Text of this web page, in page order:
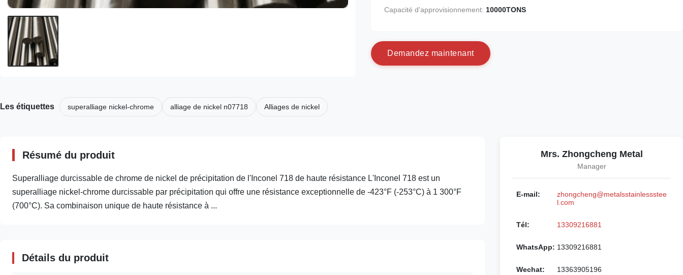
Capacité d'approvisionnement: 10000TONS
Demandez maintenant
Les étiquettes superalliage nickel-chrome alliage de nickel n07718 Alliages de nickel
Résumé du produit
Superalliage durcissable de chrome de nickel de précipitation de l'Inconel 718 de haute résistance L'Inconel 718 est un
superalliage nickel-chrome durcissable par précipitation qui offre une résistance exceptionnelle de -423°F (-253°C) à 1 300°F
(700°C). Sa combinaison unique de haute résistance à ...
Détails du produit
Mrs. Zhongcheng Metal
Manager
E-mail:
zhongcheng@metalsstainlessstee
l.com
Tél: 13309216881
WhatsApp: 13309216881
Wechat: 13363905196